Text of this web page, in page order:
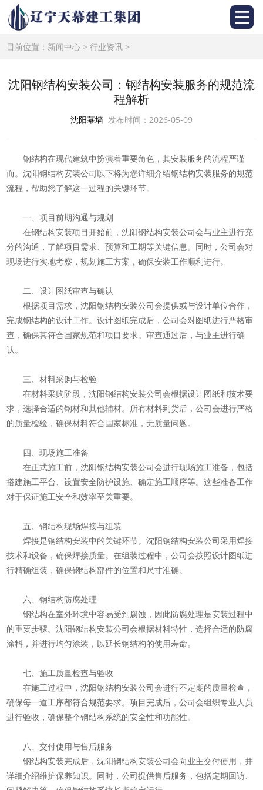
目前位置： 新闻中心 >行业资讯 >
沈阳钢结构安装公司：钢结构安装服务的规范流
程解析
沈阳幕墙 发布时间：2026-05-09
钢结构在现代建筑中扮演着重要角色，其安装服务的流程严谨
而。沈阳钢结构安装公司以下将为您详细介绍钢结构安装服务的规范
流程，帮助您了解这一过程的关键环节。
一、项目前期沟通与规划
在钢结构安装项目开始前，沈阳钢结构安装公司会与业主进行充
分的沟通，了解项目需求、预算和工期等关键信息。同时，公司会对
现场进行实地考察，规划施工方案，确保安装工作顺利进行。
二、设计图纸审查与确认
根据项目需求，沈阳钢结构安装公司会提供或与设计单位合作，
完成钢结构的设计工作。设计图纸完成后，公司会对图纸进行严格审
查，确保其符合国家规范和项目要求。审查通过后，与业主进行确
认。
三、材料采购与检验
在材料采购阶段，沈阳钢结构安装公司会根据设计图纸和技术要
求，选择合适的钢材和其他辅材。所有材料到货后，公司会进行严格
的质量检验，确保材料符合国家标准，无质量问题。
四、现场施工准备
在正式施工前，沈阳钢结构安装公司会进行现场施工准备，包括
搭建施工平台、设置安全防护设施、确定施工顺序等。这些准备工作
对于保证施工安全和效率至关重要。
五、钢结构现场焊接与组装
焊接是钢结构安装中的关键环节。沈阳钢结构安装公司采用焊接
技术和设备，确保焊接质量。在组装过程中，公司会按照设计图纸进
行精确组装，确保钢结构部件的位置和尺寸准确。
六、钢结构防腐处理
钢结构在室外环境中容易受到腐蚀，因此防腐处理是安装过程中
的重要步骤。沈阳钢结构安装公司会根据材料特性，选择合适的防腐
涂料，并进行均匀涂装，以延长钢结构的使用寿命。
七、施工质量检查与验收
在施工过程中，沈阳钢结构安装公司会进行不定期的质量检查，
确保每一道工序都符合规范要求。项目完成后，公司会组织专业人员
进行验收，确保整个钢结构系统的安全性和功能性。
八、交付使用与售后服务
钢结构安装完成后，沈阳钢结构安装公司会向业主交付使用，并
详细介绍维护保养知识。同时，公司提供售后服务，包括定期回访、